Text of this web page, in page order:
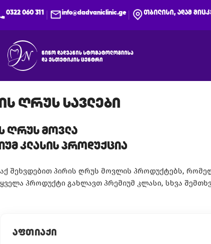
0322 060 311 info@dadvaniclinic.ge თბილისი, ადამ
ღრუს სავლები
ღრუს მოვლა
კლასის პროდუქცია
აქ შეხვდებით პირის ღრუს მოვლის პროდუქტებს,
ყველა პროდუქტი გახლავთ პრემიუმ კლასი, სხვა
ᲐᲤᲗᲘᲐᲥᲘ